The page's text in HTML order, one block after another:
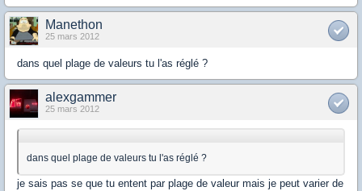
Manethon
25 mars 2012
dans quel plage de valeurs tu l'as réglé ?
alexgammer
25 mars 2012
dans quel plage de valeurs tu l'as réglé ?
je sais pas se que tu entent par plage de valeur mais je peut varier de